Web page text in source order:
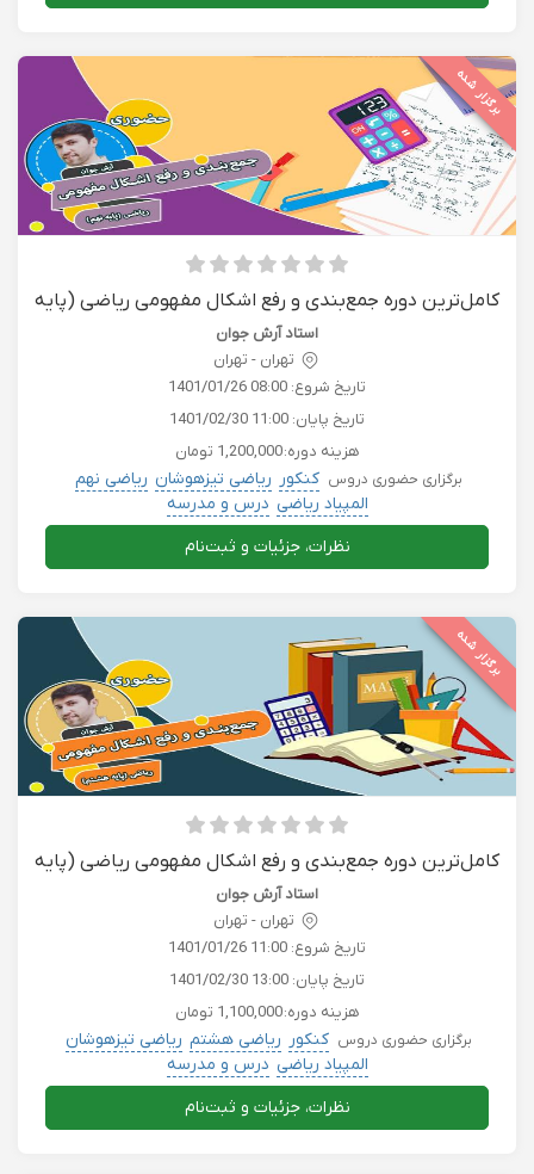
برگزار شده
کامل‌ترین دوره جمع‌بندی و رفع اشکال مفهومی ریاضی (پایه
نهم)
استاد آرش جوان
تهران - تهران
تاریخ شروع: 1401/01/26 08:00
تاریخ پایان: 1401/02/30 11:00
هزینه دوره:1,200,000 تومان
برگزاری حضوری دروس کنکور ریاضی تیزهوشان ریاضی نهم
المپیاد ریاضی درس و مدرسه
نظرات، جزئیات و ثبت‌نام
برگزار شده
کامل‌ترین دوره جمع‌بندی و رفع اشکال مفهومی ریاضی (پایه
هشتم)
استاد آرش جوان
تهران - تهران
تاریخ شروع: 1401/01/26 11:00
تاریخ پایان: 1401/02/30 13:00
هزینه دوره:1,100,000 تومان
برگزاری حضوری دروس کنکور ریاضی هشتم ریاضی تیزهوشان
المپیاد ریاضی درس و مدرسه
نظرات، جزئیات و ثبت‌نام